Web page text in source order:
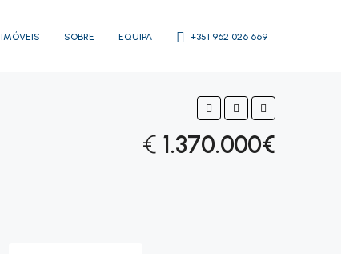
IMÓVEIS SOBRE EQUIPA +351 962 026 669
€ 1.370.000€